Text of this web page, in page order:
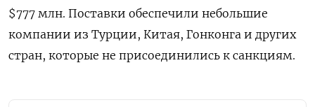
$777 млн. Поставки обеспечили небольшие
компании из Турции, Китая, Гонконга и других
стран, которые не присоединились к санкциям.